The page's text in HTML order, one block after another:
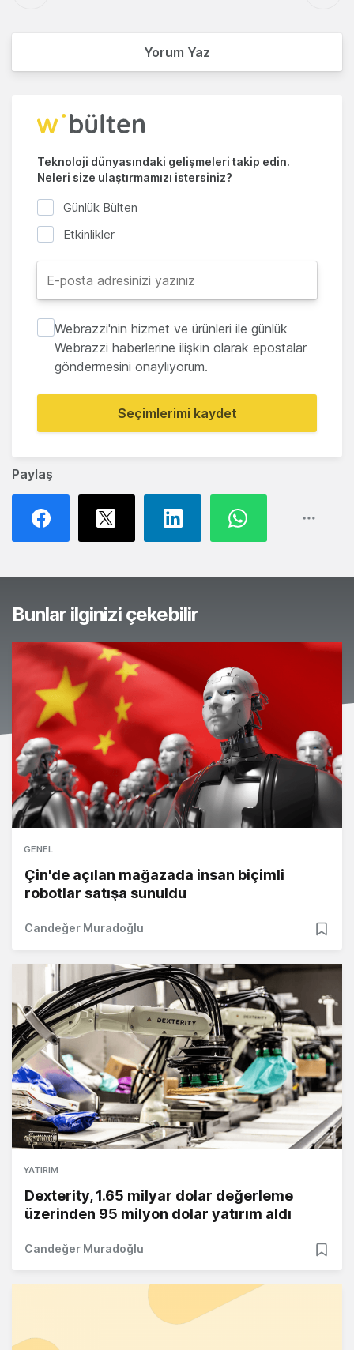
Paylaş
Yorum Yaz
Teknoloji dünyasındaki gelişmeleri takip edin.
Neleri size ulaştırmamızı istersiniz?
Günlük Bülten
Etkinlikler
Webrazzi'nin hizmet ve ürünleri ile günlük
Webrazzi haberlerine ilişkin olarak epostalar
göndermesini onaylıyorum.
Seçimlerimi kaydet
Bunlar ilginizi çekebilir
GENEL
Çin'de açılan mağazada insan biçimli
robotlar satışa sunuldu
Candeğer Muradoğlu
YATIRIM
Dexterity, 1.65 milyar dolar değerleme
üzerinden 95 milyon dolar yatırım aldı
Candeğer Muradoğlu